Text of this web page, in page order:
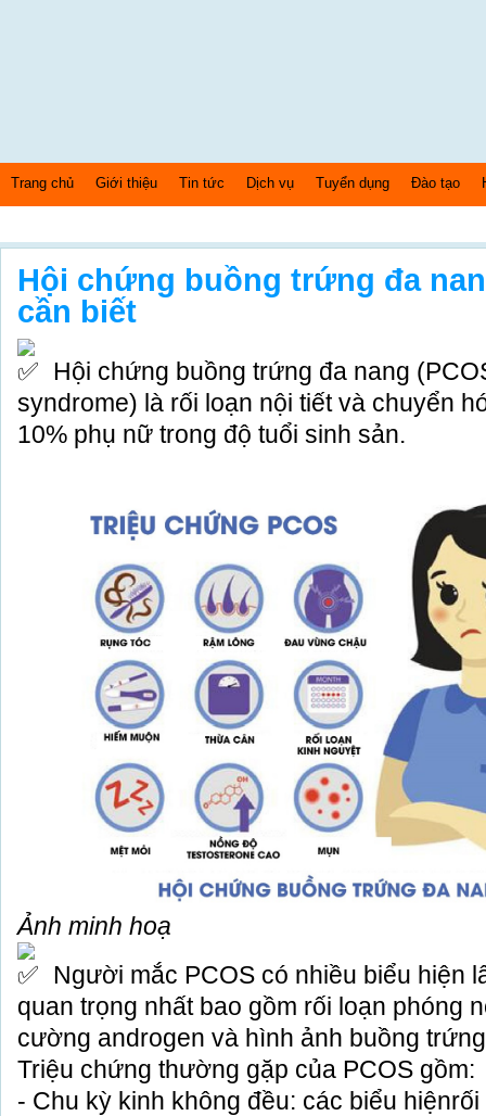
Trang chủ Giới thiệu Tin tức Dịch vụ Tuyển dụng Đào tạo
Hội chứng buồng trứng đa
cần biết
Hội chứng buồng trứng đa nang
syndrome) là rối loạn nội tiết và chuyển
10% phụ nữ trong độ tuổi sinh sản.
Ảnh minh hoạ
Người mắc PCOS có nhiều biểu hiện
quan trọng nhất bao gồm rối loạn phóng
cường androgen và hình ảnh buồng
Triệu chứng thường gặp của PCOS gồm:
- Chu kỳ kinh không đều: các biểu